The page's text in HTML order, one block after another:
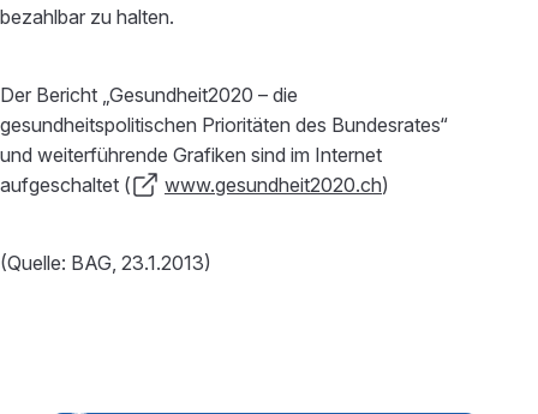
bezahlbar zu halten.
Der Bericht „Gesundheit2020 – die
gesundheitspolitischen Prioritäten des Bundesrates“
und weiterführende Grafiken sind im Internet
aufgeschaltet (
www.gesundheit2020.ch)
(Quelle: BAG, 23.1.2013)